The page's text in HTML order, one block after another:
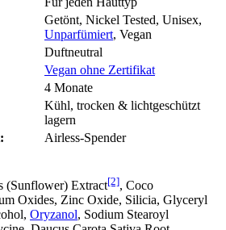
Getönt, Nickel Tested, Unisex,
Unparfümiert, Vegan
Duftneutral
Vegan ohne Zertifikat
4 Monate
Kühl, trocken & lichtgeschützt
lagern
Airless-Spender
(Sunflower) Extract[2], Coco
Oxides, Zinc Oxide, Silicia, Glyceryl
Oryzanol, Sodium Stearoyl